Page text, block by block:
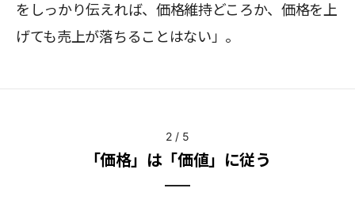
をしっかり伝えれば、価格維持どころか、価格を上
げても売上が落ちることはない」。
2 / 5
「価格」は「価値」に従う